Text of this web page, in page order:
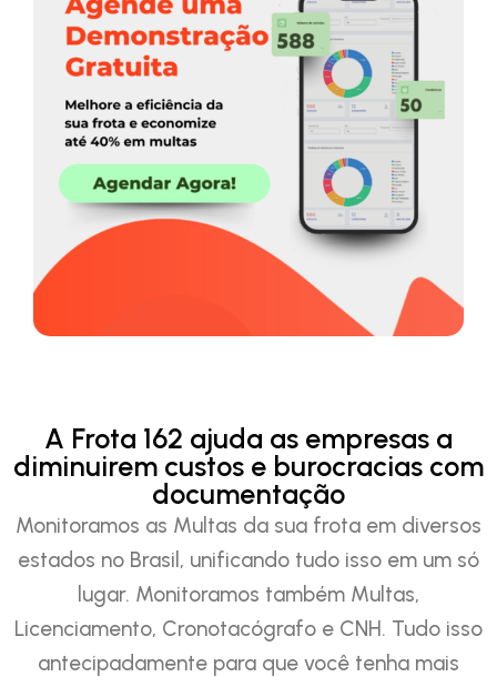
A Frota 162 ajuda as empresas a
diminuirem custos e burocracias com
documentação
Monitoramos as Multas da sua frota em diversos
estados no Brasil, unificando tudo isso em um só
lugar. Monitoramos também Multas,
Licenciamento, Cronotacógrafo e CNH. Tudo isso
antecipadamente para que você tenha mais